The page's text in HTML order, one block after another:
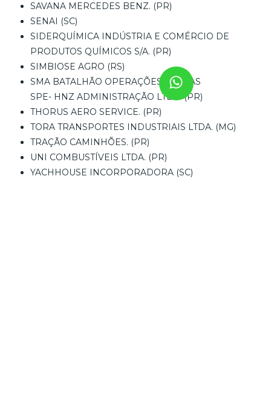
SAVANA MERCEDES BENZ. (PR)
SENAI (SC)
SIDERQUÍMICA INDÚSTRIA E COMÉRCIO DE
PRODUTOS QUÍMICOS S/A. (PR)
SIMBIOSE AGRO (RS)
SMA BATALHÃO OPERAÇÕES AÉREAS
SPE- HNZ ADMINISTRAÇÃO LTDA. (PR)
THORUS AERO SERVICE. (PR)
TORA TRANSPORTES INDUSTRIAIS LTDA. (MG)
TRAÇÃO CAMINHÕES. (PR)
UNI COMBUSTÍVEIS LTDA. (PR)
YACHHOUSE INCORPORADORA (SC)